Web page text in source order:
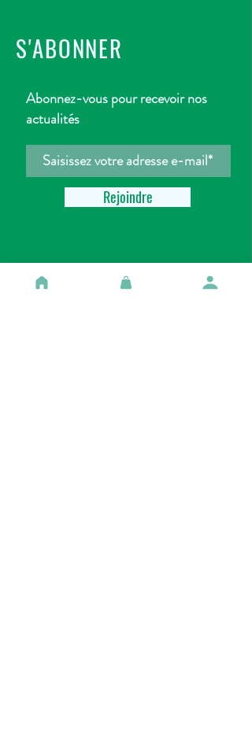
S'ABONNER
Abonnez-vous pour recevoir nos
actualités
Rejoindre